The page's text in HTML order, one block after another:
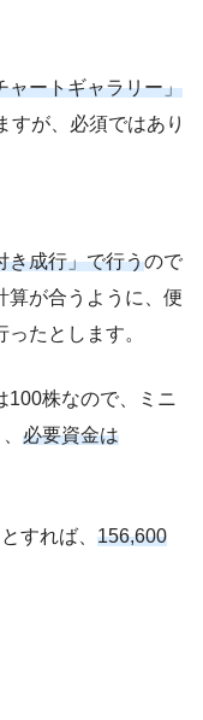
ャートギャラリー」
すが、必須ではあり
き成行」で行うので
算が合うように、便
たとします。
100株なので、ミニ
必要資金は
すれば、 156,600